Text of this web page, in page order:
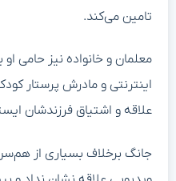
تامین می‌کند.
معلمان و خانواده نیز حامی
اینترنتی و مادرش پرستار
علاقه و اشتیاق فرزندشان
جانگ برخلاف بسیاری از